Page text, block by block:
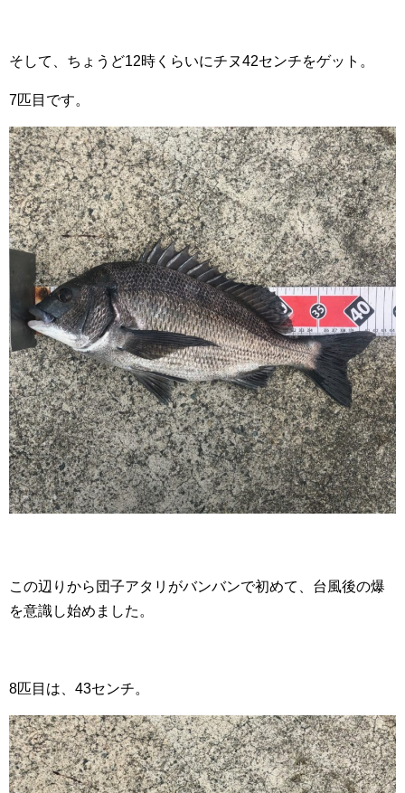
そして、ちょうど12時くらいにチヌ42センチをゲット。
7匹目です。
この辺りから団子アタリがバンバンで初めて、台風後の爆
を意識し始めました。
8匹目は、43センチ。